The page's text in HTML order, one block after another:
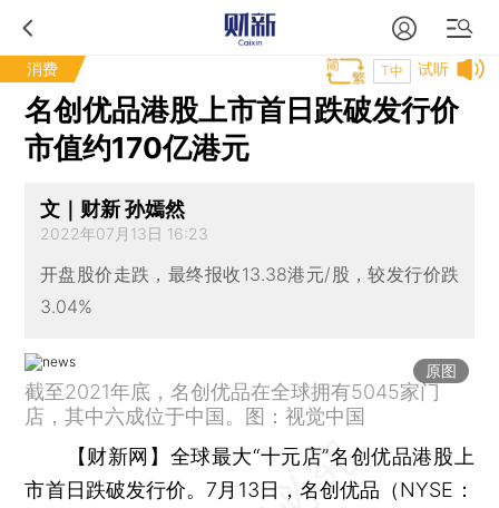
消费 试听
T中
名创优品港股上市首日跌破发行价
市值约170亿港元
文｜财新 孙嫣然
2022年07月13日 16:23
开盘股价走跌，最终报收13.38港元/股，较发行价跌
3.04%
原图
截至2021年底，名创优品在全球拥有5045家门
店，其中六成位于中国。图：视觉中国
【财新网】 全球最大“十元店”名创优品港股上
市首日跌破发行价。7月13日，名创优品（NYSE：